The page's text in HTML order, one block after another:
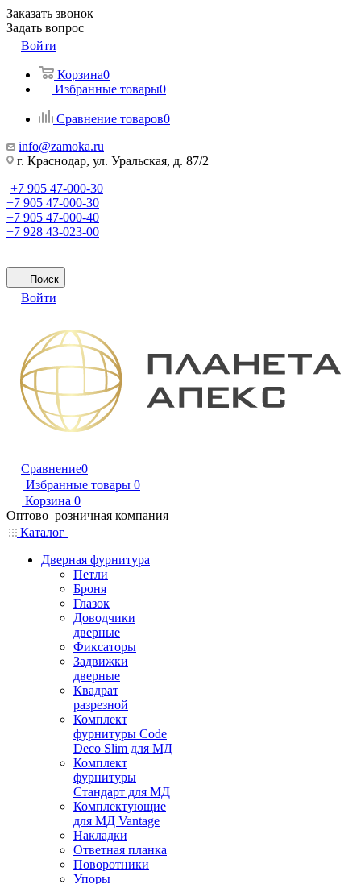
Заказать звонок
Задать вопрос
Войти
Корзина0
Избранные товары0
Сравнение товаров0
info@zamoka.ru
г. Краснодар, ул. Уральская, д. 87/2
+7 905 47-000-30
+7 905 47-000-30
+7 905 47-000-40
+7 928 43-023-00
Поиск
Войти
Сравнение0
Избранные товары 0
Корзина 0
Оптово–розничная компания
Каталог
Дверная фурнитура
Петли
Броня
Глазок
Доводчики
дверные
Фиксаторы
Задвижки
дверные
Квадрат
разрезной
Комплект
фурнитуры Code
Deco Slim для МД
Комплект
фурнитуры
Стандарт для МД
Комплектующие
для МД Vantage
Накладки
Ответная планка
Поворотники
Упоры